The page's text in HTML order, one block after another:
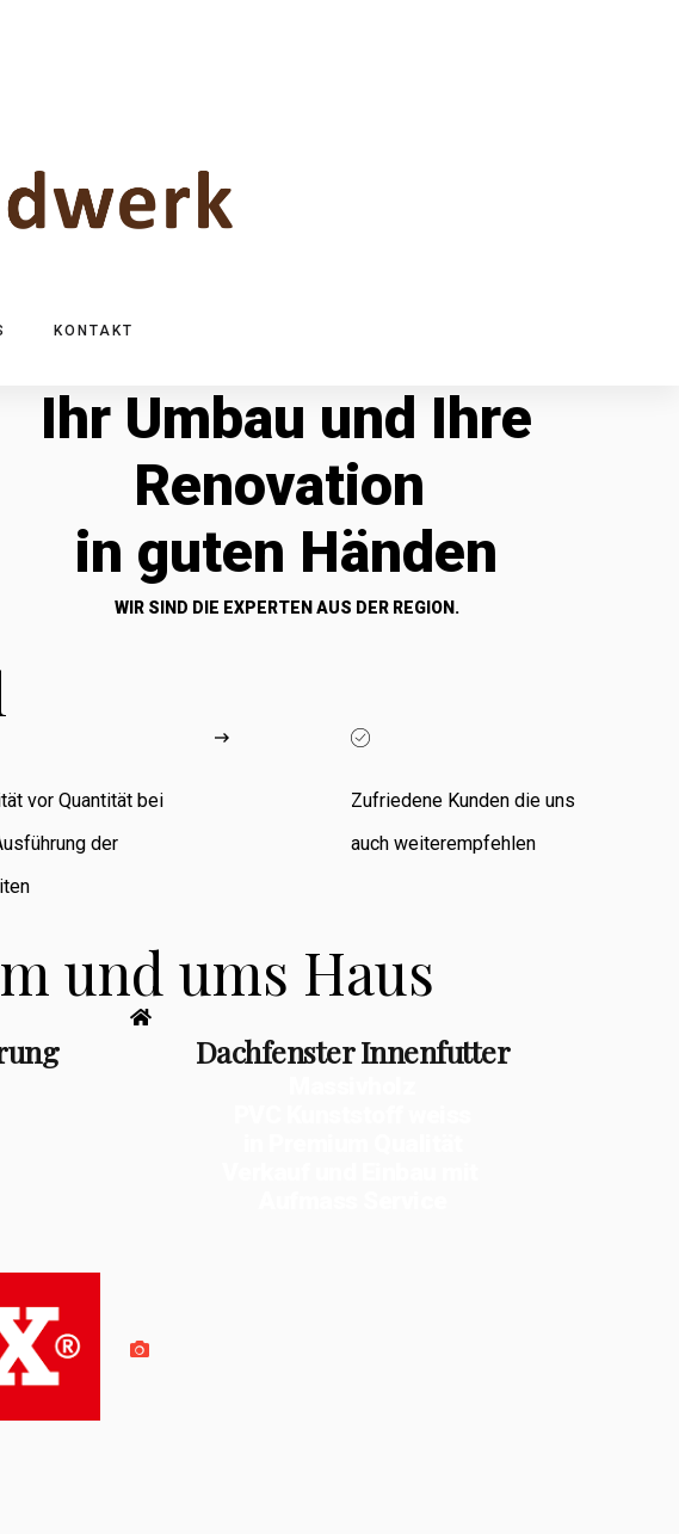
KONTAKT
Ihr Umbau und Ihre
Renovation
in guten Händen
WIR SIND DIE EXPERTEN AUS DER REGION.
vor Quantität bei
der
Zufriedene Kunden die uns
auch weiterempfehlen
und ums Haus
Dachfenster Innenfutter